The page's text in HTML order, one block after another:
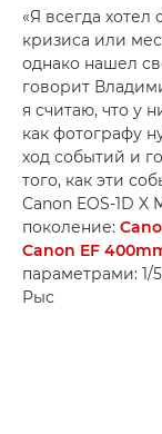
«Я всегда
кризиса или
однако нашел
говорит
я считаю, что у
как фотографу
ход событий и
того, как эти
Canon EOS-1D
поколение:
Canon EF
параметрами: 1/
Рыс